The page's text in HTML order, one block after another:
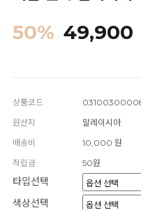
50% 49,900
상품코드
원산지
말레이시아
배송비
10,000 원
적립금
50원
타입선택
색상선택